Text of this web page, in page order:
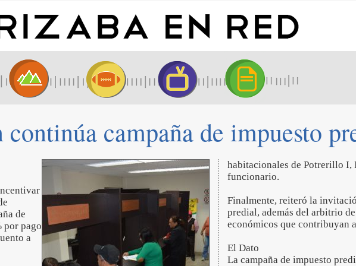
campaña de impuesto
de
por pago
a
habitacionales de Potrerillo I,
funcionario.
Finalmente, reiteró la
predial, además del arbitrio
económicos que contribuyan
El Dato
La campaña de impuesto